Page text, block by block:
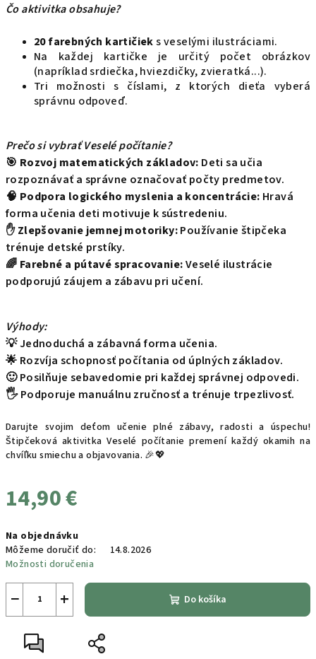
Čo aktivitka obsahuje?
20 farebných kartičieks veselými ilustráciami.
Na každej kartičke je určitý počet obrázkov
(napríklad srdiečka, hviezdičky, zvieratká...).
Tri možnosti s číslami, z ktorých dieťa vyberá
správnu odpoveď.
Prečo si vybrať Veselé počítanie?
🎯 Rozvoj matematických základov: Deti sa učia
rozpoznávať a správne označovať počty predmetov.
🧠 Podpora logického myslenia a koncentrácie: Hravá
forma učenia deti motivuje k sústredeniu.
✋Zlepšovanie jemnej motoriky:Používanie štipčeka
trénuje detské prstíky.
🌈 Farebné a pútavé spracovanie:Veselé ilustrácie
podporujú záujem a zábavu pri učení.
Výhody:
💡 Jednoduchá a zábavná forma učenia.
🌟 Rozvíja schopnosť počítania od úplných základov.
🙂 Posilňuje sebavedomie pri každej správnej odpovedi.
🖐️ Podporuje manuálnu zručnosť a trénuje trpezlivosť.
Darujte svojim deťom učenie plné zábavy, radosti a úspechu!
Štipčeková aktivitka Veselé počítanie premení každý okamih na
chvíľku smiechu a objavovania. 🎉💖
14,90 €
cena:
Na objednávku
Môžeme doručiť do:
14.8.2026
Možnosti doručenia
+
− Do košíka